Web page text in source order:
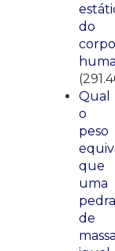
do
corpo
Qual
o
peso
que
uma
pedra
de